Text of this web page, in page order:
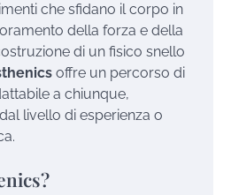
che sfidano il corpo in
della forza e della
di un fisico snello
offre un percorso di
a chiunque,
livello di esperienza o